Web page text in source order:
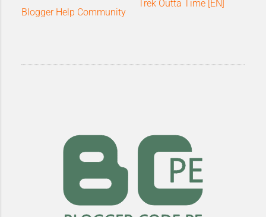
Blogger Help Community
Trek Outta Time [EN]